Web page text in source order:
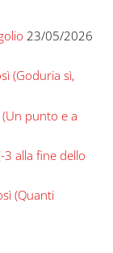
23/05/2026
(Goduria sì,
(Un punto e a
3 alla fine dello
(Quanti